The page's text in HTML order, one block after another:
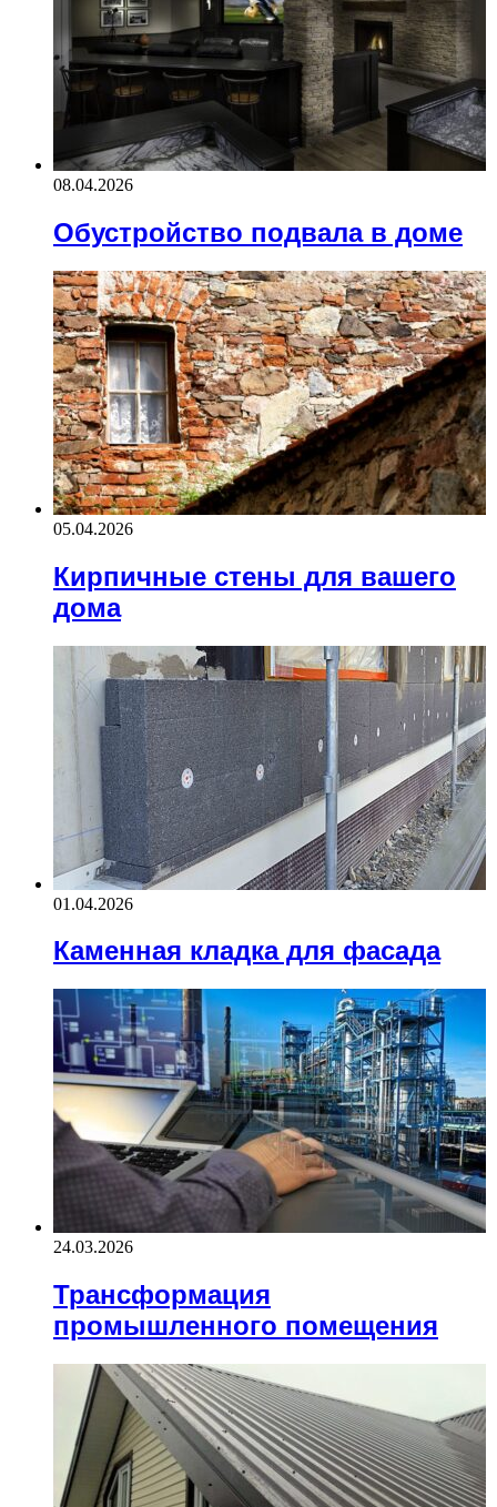
08.04.2026
Обустройство подвала в доме
05.04.2026
Кирпичные стены для вашего
дома
01.04.2026
Каменная кладка для фасада
24.03.2026
Трансформация
промышленного помещения